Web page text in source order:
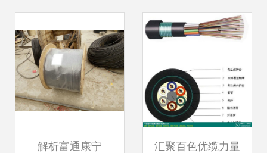
解析富通康宁 汇聚百色优缆力量